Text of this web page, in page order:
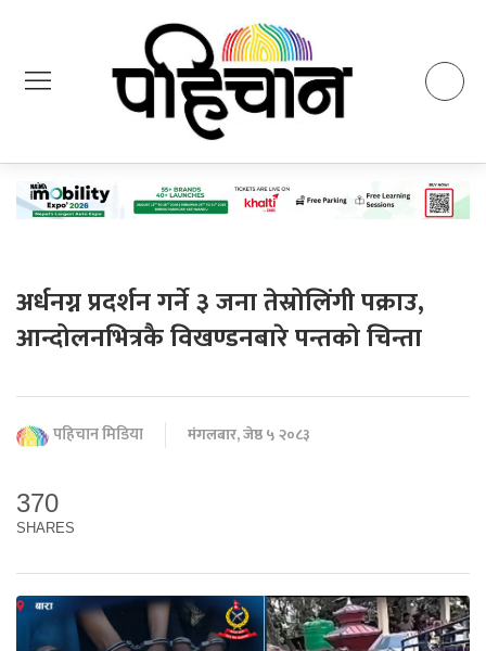
अर्धनग्न प्रदर्शन गर्ने ३ जना तेस्रोलिंगी पक्राउ,
आन्दोलनभित्रकै विखण्डनबारे पन्तको चिन्ता
पहिचान मिडिया मंगलबार, जेष्ठ ५ २०८३
370
SHARES